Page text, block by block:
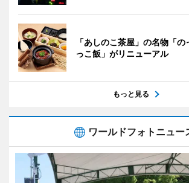
「あしのこ茶屋」の名物「
っこ飯」がリニューアル
もっと見る
ワールドフォトニュー